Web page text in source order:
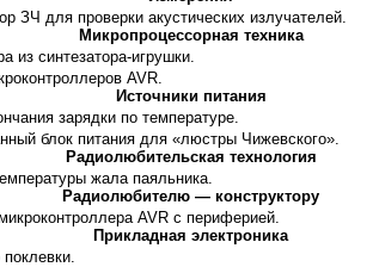
ЗЧ для проверки акустических излучателей.
Микропроцессорная техника
из синтезатора-игрушки.
AVR.
Источники питания
зарядки по температуре.
блок питания для «люстры Чижевского».
Радиолюбительская технология
жала паяльника.
Радиолюбителю — конструктору
AVR с периферией.
Прикладная электроника